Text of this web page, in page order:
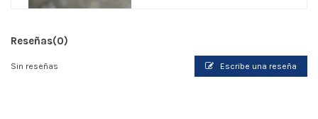
Reseñas(0)
Sin reseñas Escribe una reseña